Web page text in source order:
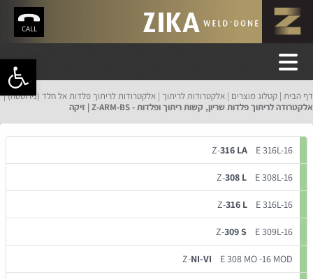
פתח
CALL
דף הבית קטלוג מוצרים אלקטרודות לריתוך אלקטרודות לריתוך פלדות אל חלד (נירוסטה)
אלקטרודה לריתוך פלדות שריון, קשות ריתוך ופלדות - Z-ARM-BS | זיקה
Z-316 LA E 316L-16
Z-308 L E 308L-16
Z-316 L E 316L-16
Z-309 S E 309L-16
Z-NI-VI E 308 MO -16 MOD